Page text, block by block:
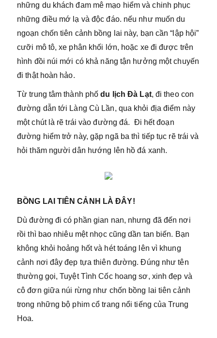
những du khách đam mê mạo hiểm và chinh phục
những điều mớ lạ và độc đáo. nếu như muốn du
ngoạn chốn tiên cảnh bồng lai này, bạn cần “lập hội”
cưỡi mô tô, xe phân khối lớn, hoặc xe đi được trên
hình đồi núi mới có khả năng tận hưởng một chuyến
đi thật hoàn hảo.
Từ trung tâm thành phốdu lịch Đà Lạt, đi theo con
đường dẫn tới Làng Cù Lần, qua khỏi địa điểm này
một chút là rẽ trái vào đường đá. Đi hết đoạn
đường hiểm trở này, gặp ngã ba thì tiếp tục rẽ trái và
hỏi thăm người dân hướng lên hồ đá xanh.
BỒNG LAI TIÊN CẢNH LÀ ĐÂY!
Dù đường đi có phần gian nan, nhưng đã đến nơi
rồi thì bao nhiêu mệt nhọc cũng dần tan biến. Bạn
không khỏi hoảng hốt và hét toáng lên vì khung
cảnh nơi đây đẹp tựa thiên đường. Đúng như tên
thường gọi, Tuyệt Tình Cốc hoang sơ, xinh đẹp và
cô đơn giữa núi rừng như chốn bồng lai tiên cảnh
trong những bộ phim cổ trang nổi tiếng của Trung
Hoa.